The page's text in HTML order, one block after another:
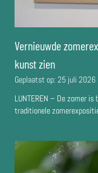
Vernieuwde
kunst zien
Geplaatst op: 25 juli 2026
LUNTEREN – De zomer
traditionele